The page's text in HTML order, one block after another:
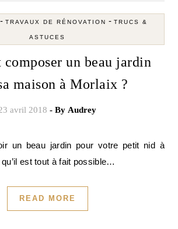
- TRAVAUX DE RÉNOVATION - TRUCS &
ASTUCES
composer un beau jardin
maison à Morlaix ?
avril 2018 - By Audrey
est tout à fait possible…
READ MORE